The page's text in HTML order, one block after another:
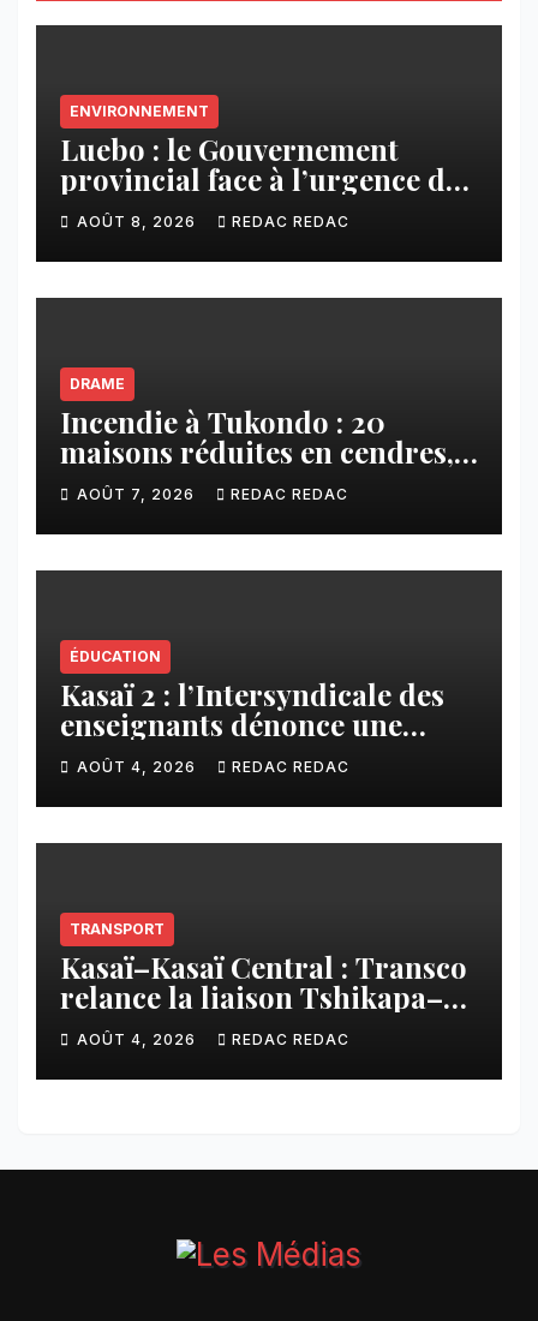
ENVIRONNEMENT
Luebo : le Gouvernement
provincial face à l’urgence des
érosions qui menacent la cité
AOÛT 8, 2026 REDAC REDAC
DRAME
Incendie à Tukondo : 20
maisons réduites en cendres,
plusieurs familles sans abri
AOÛT 7, 2026 REDAC REDAC
ÉDUCATION
Kasaï 2 : l’Intersyndicale des
enseignants dénonce une
contribution financière
imposée aux écoles de la
CNCA
AOÛT 4, 2026 REDAC REDAC
TRANSPORT
Kasaï–Kasaï Central : Transco
relance la liaison Tshikapa–
Tshiamu pour faciliter les
échanges
AOÛT 4, 2026 REDAC REDAC